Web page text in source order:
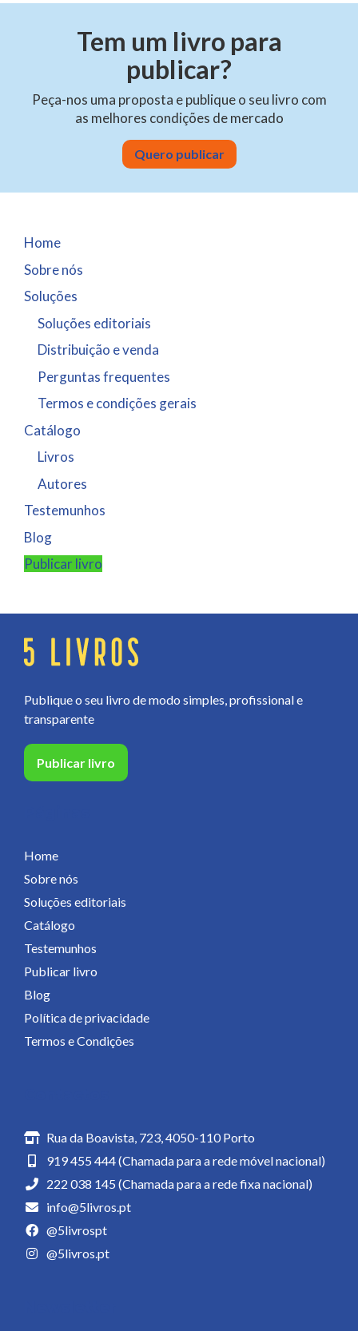
Tem um livro para
publicar?
Peça-nos uma proposta e publique o seu livro com
as melhores condições de mercado
Quero publicar
Home
Sobre nós
Soluções
Soluções editoriais
Distribuição e venda
Perguntas frequentes
Termos e condições gerais
Catálogo
Livros
Autores
Testemunhos
Blog
Publicar livro
Publique o seu livro de modo simples, profissional e
transparente
Publicar livro
Home
Sobre nós
Soluções editoriais
Catálogo
Testemunhos
Publicar livro
Blog
Política de privacidade
Termos e Condições
Rua da Boavista, 723, 4050-110 Porto
919 455 444 (Chamada para a rede móvel nacional)
222 038 145 (Chamada para a rede fixa nacional)
info@5livros.pt
@5livrospt
@5livros.pt